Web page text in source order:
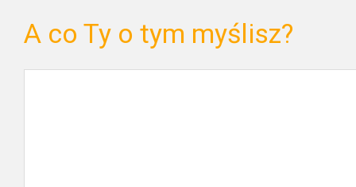
A co Ty o tym myślisz?